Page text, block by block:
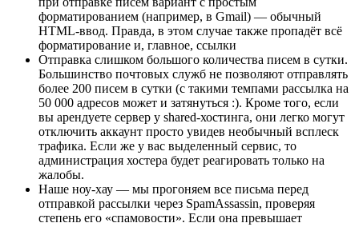
форматированием (например, в Gmail) — обычный
HTML-ввод. Правда, в этом случае также пропадёт всё
форматирование и, главное, ссылки
Отправка слишком большого количества писем в сутки.
Большинство почтовых служб не позволяют отправлять
более 200 писем в сутки (с такими темпами рассылка на
50 000 адресов может и затянуться :). Кроме того, если
вы арендуете сервер у shared-хостинга, они легко могут
отключить аккаунт просто увидев необычный всплеск
трафика. Если же у вас выделенный сервис, то
администрация хостера будет реагировать только на
жалобы.
Наше ноу-хау — мы прогоняем все письма перед
отправкой рассылки через SpamAssassin, проверяя
степень его «спамовости». Если она превышает